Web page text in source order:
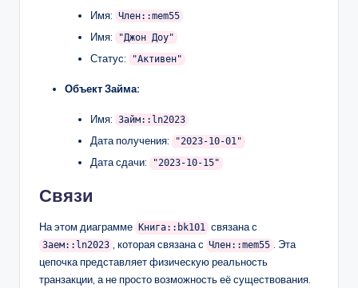
Имя: Член::mem55
Имя: "Джон Доу"
Статус: "Активен"
Объект Займа:
Имя: Займ::ln2023
Дата получения: "2023-10-01"
Дата сдачи: "2023-10-15"
Связи
На этом диаграмме Книга::bk101 связана с
Заем::ln2023 , которая связана с Член::mem55 . Эта
цепочка представляет физическую реальность
транзакции, а не просто возможность её существования.